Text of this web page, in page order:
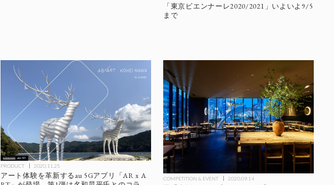
「東京ビエンナーレ2020/2021」いよいよ9/5
まで
PRODUCT 2020.11.25
アート体験を革新するau 5Gアプリ「AR x A
COMPETITION & EVENT 2020.09.14